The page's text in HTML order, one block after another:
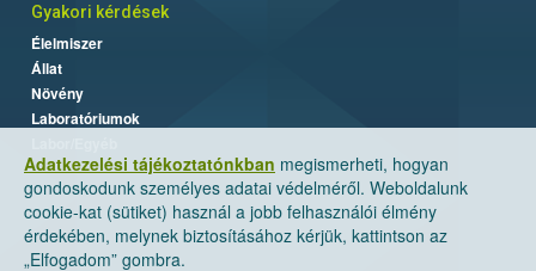
Adatkezelési tájékoztatónkban megismerheti, hogyan
gondoskodunk személyes adatai védelméről. Weboldalunk
cookie-kat (sütiket) használ a jobb felhasználói élmény
érdekében, melynek biztosításához kérjük, kattintson az
„Elfogadom” gombra.
Gyakori kérdések
Élelmiszer
Állat
Növény
Laboratóriumok